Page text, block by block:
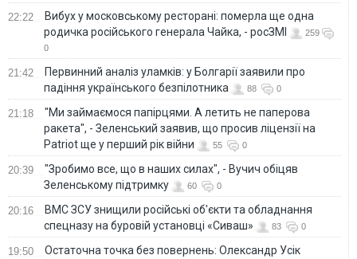
22:22
Вибух у московському ресторані: померла ще одна
родичка російського генерала Чайка, - росЗМІ
259
0
21:42
Первинний аналіз уламків: у Болгарії заявили про
падіння українського безпілотника
88 0
21:18
"Ми займаємося папірцями. А летить не паперова
ракета", - Зеленський заявив, що просив ліцензії на
Patriot ще у перший рік війни
55 0
20:39
"Зробимо все, що в наших силах", - Вучич обіцяв
Зеленському підтримку
60 0
20:16
ВМС ЗСУ знищили російські об'єкти та обладнання
спецназу на буровій установці «Сиваш»
83 0
19:50 Остаточна точка без повернень: Олександр Усік